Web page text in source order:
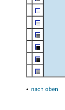
▴ nach oben